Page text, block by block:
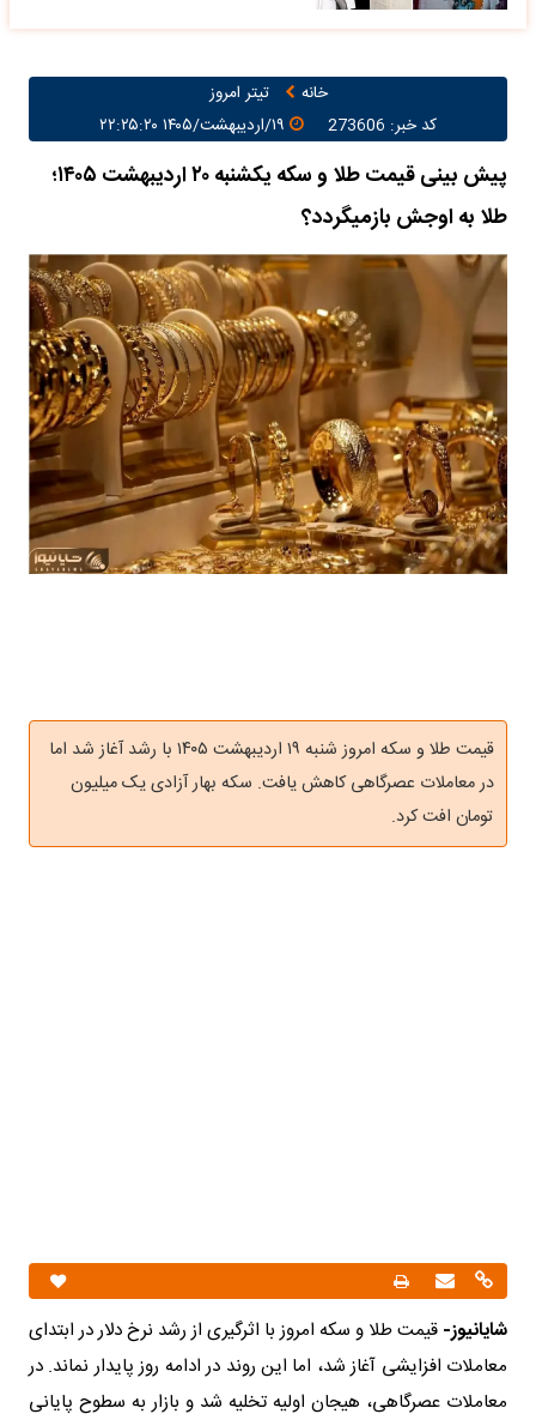
خانه
تیتر امروز
کد خبر: 273606
پیش بینی قیمت طلا و سکه یکشنبه ۲۰ اردیبهشت ۱۴۰۵؛
طلا به اوجش بازمیگردد؟
قیمت طلا و سکه امروز شنبه ۱۹ اردیبهشت ۱۴۰۵ با رشد آغاز شد اما
در معاملات عصرگاهی کاهش یافت. سکه بهار آزادی یک میلیون
تومان افت کرد.
شایانیوز- قیمت طلا و سکه امروز با اثرگیری از رشد نرخ دلار در ابتدای
معاملات افزایشی آغاز شد، اما این روند در ادامه روز پایدار نماند. در
معاملات عصرگاهی، هیجان اولیه تخلیه شد و بازار به سطوح پایانی